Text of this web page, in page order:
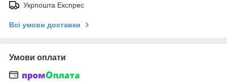
Укрпошта Експрес
Всі умови доставки
Умови оплати